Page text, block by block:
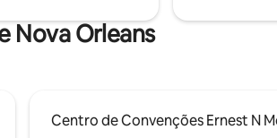
Nova Orleans
Centro de Convenções Ernest N